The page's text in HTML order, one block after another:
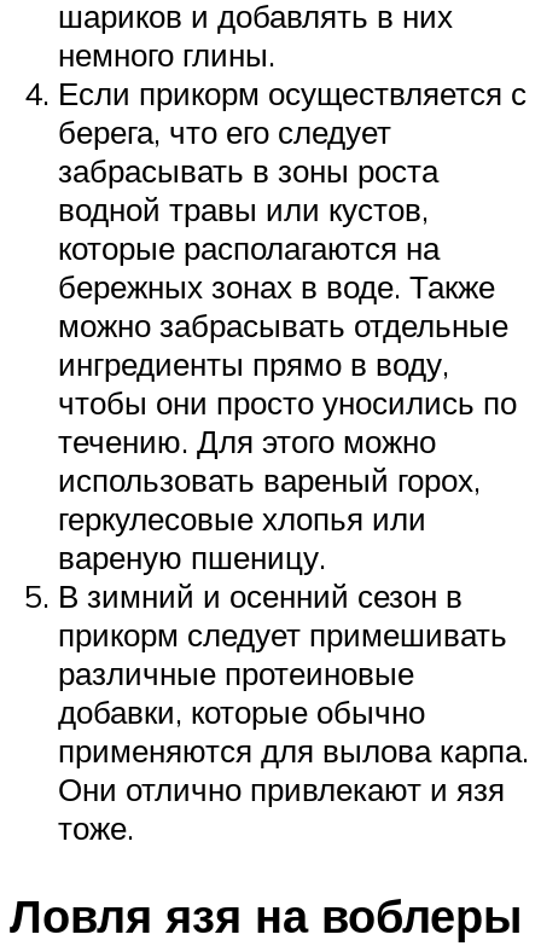
шариков и добавлять в них
немного глины.
Если прикорм осуществляется с
берега, что его следует
забрасывать в зоны роста
водной травы или кустов,
которые располагаются на
бережных зонах в воде. Также
можно забрасывать отдельные
ингредиенты прямо в воду,
чтобы они просто уносились по
течению. Для этого можно
использовать вареный горох,
геркулесовые хлопья или
вареную пшеницу.
В зимний и осенний сезон в
прикорм следует примешивать
различные протеиновые
добавки, которые обычно
применяются для вылова карпа.
Они отлично привлекают и язя
тоже.
Ловля язя на воблеры